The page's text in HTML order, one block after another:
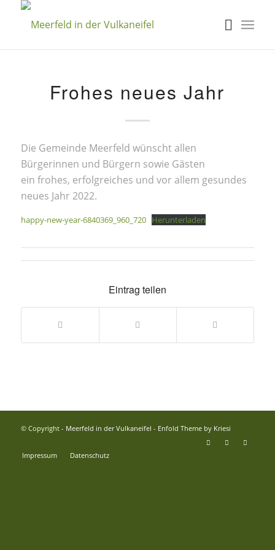
Frohes neues Jahr
Die Gemeinde Meerfeld wünscht allen
Bürgerinnen und Bürgern sowie Gästen
ein frohes, erfolgreiches und vor allem gesundes
neues Jahr 2022.
happy-new-year-6840369_960_720 Herunterladen
Eintrag teilen
© Copyright - Meerfeld in der Vulkaneifel - Enfold Theme by Kriesi
Impressum Datenschutz